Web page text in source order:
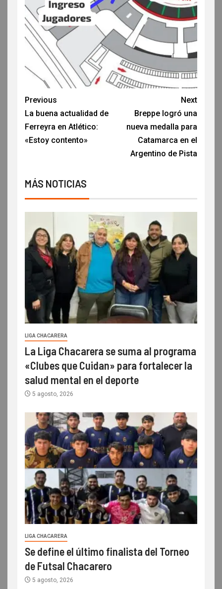
Previous
La buena actualidad de
Ferreyra en Atlético:
«Estoy contento»
Next
Breppe logró una
nueva medalla para
Catamarca en el
Argentino de Pista
MÁS NOTICIAS
LIGA CHACARERA
La Liga Chacarera se suma al programa
«Clubes que Cuidan» para fortalecer la
salud mental en el deporte
5 agosto, 2026
LIGA CHACARERA
Se define el último finalista del Torneo
de Futsal Chacarero
5 agosto, 2026